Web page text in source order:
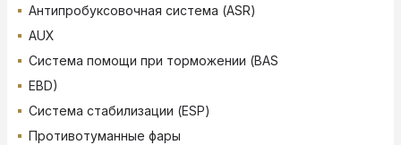
Антипробуксовочная система (ASR)
AUX
Система помощи при торможении (BAS
EBD)
Система стабилизации (ESP)
Противотуманные фары